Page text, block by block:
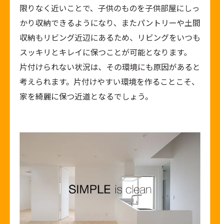
限りなく近いことで、子供のものを子供部屋にしっ
かり収納できるようになり、またパントリーや土間
収納もリビング近辺にあるため、リビングをいつも
スッキリとキレイに保つことが可能となります。
片付けられない状況は、その環境にも原因があると
考えられます。片付けやすい環境を作ることこそ、
家を綺麗に保つ近道となるでしょう。